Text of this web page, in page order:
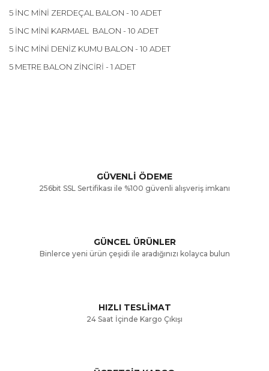
5 İNC MİNİ ZERDEÇAL BALON - 10 ADET
5 İNC MİNİ KARMAEL BALON - 10 ADET
5 İNC MİNİ DENİZ KUMU BALON - 10 ADET
5 METRE BALON ZİNCİRİ - 1 ADET
Ürün resmi kalitesiz, bozuk veya görüntülenemiyor.
Ürün bilgilerinde hatalar bulunuyor.
GÜVENLİ ÖDEME
256bit SSL Sertifikası ile %100 güvenli alışveriş imkanı
GÜNCEL ÜRÜNLER
Binlerce yeni ürün çeşidi ile aradığınızı kolayca bulun
HIZLI TESLİMAT
24 Saat İçinde Kargo Çıkışı